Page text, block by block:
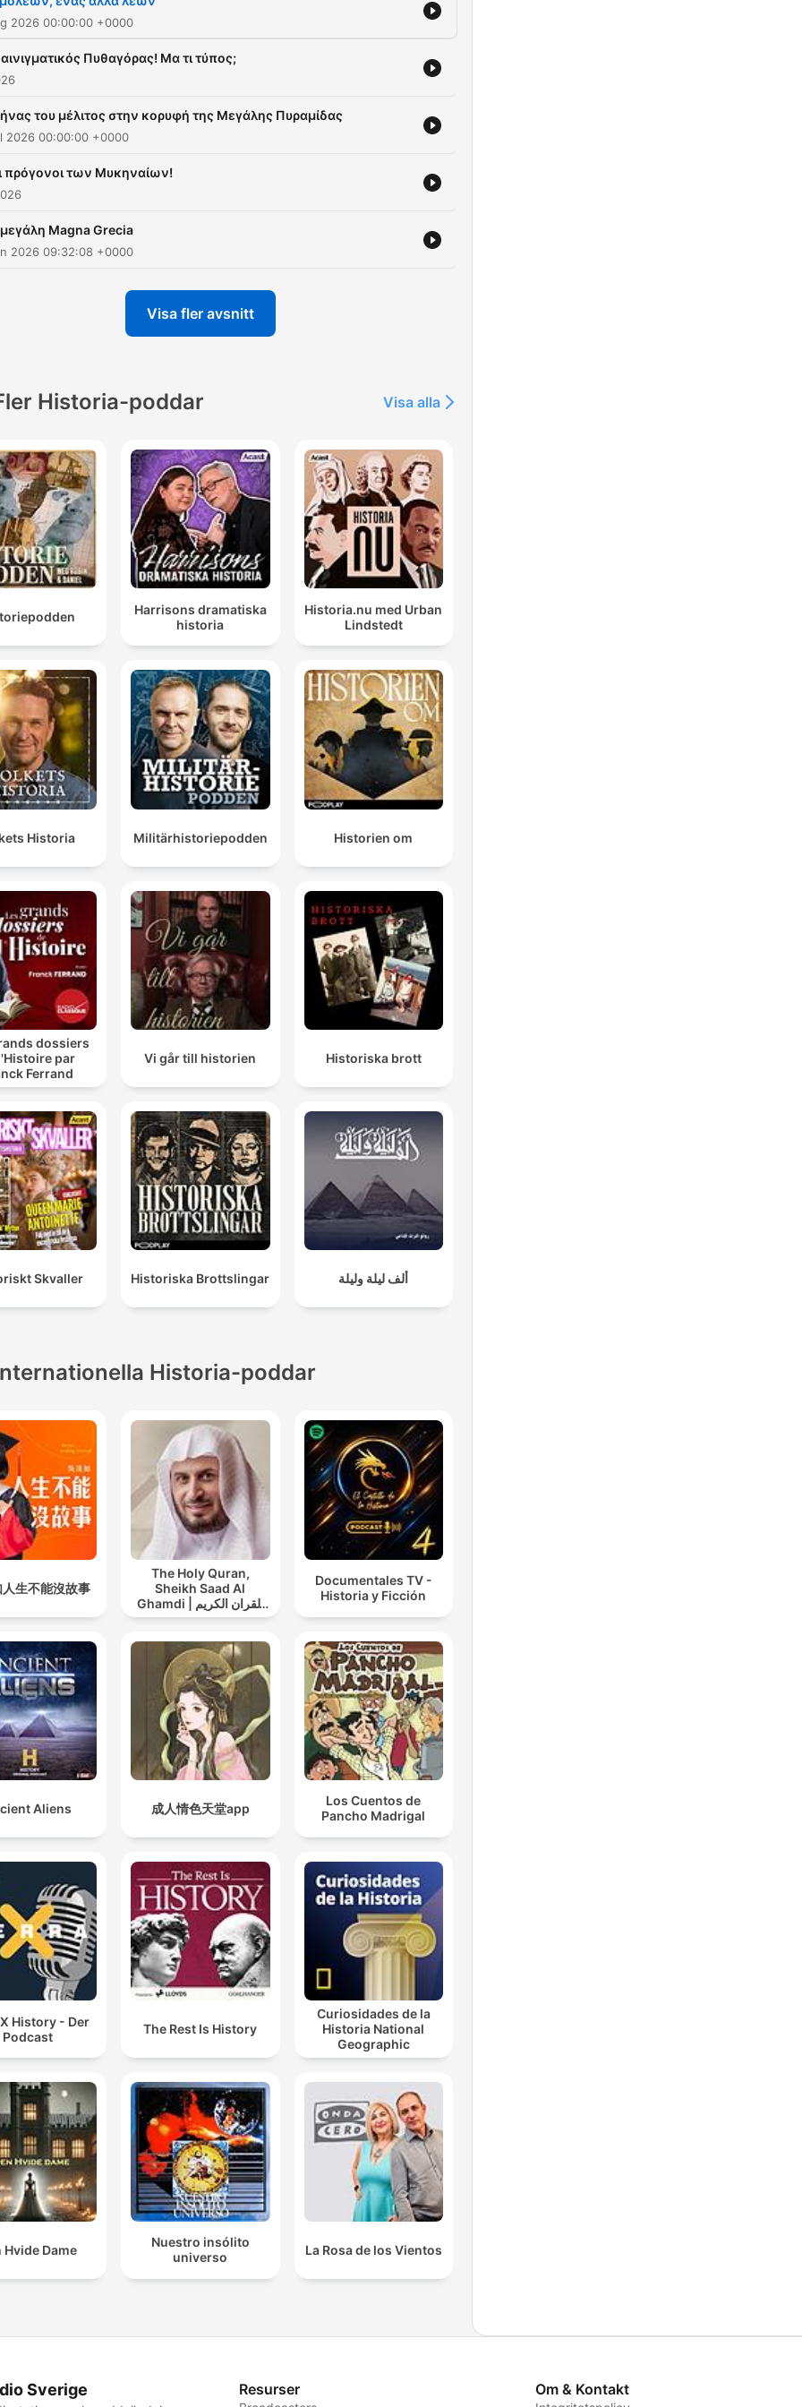
2026 00:00:00 +0000
Πυθαγόρας! Μα τι τύπος;
του μέλιτος στην κορυφή της Μεγάλης Πυραμίδας
2026 00:00:00 +0000
πρόγονοι των Μυκηναίων!
Magna Grecia
2026 09:32:08 +0000
Visa fler avsnitt
Historia-poddar Visa alla
Harrisons dramatiska
historia
Historia.nu med Urban
Lindstedt
Historia Militärhistoriepodden Historien om
dossiers
par
Ferrand
Vi går till historien Historiska brott
Skvaller Historiska Brottslingar ألف ليلة وليلة
Historia-poddar
生不能沒故事
The Holy Quran,
Sheikh Saad Al
Ghamdi | القران الكريم
سعد الغامدي
Documentales TV -
Historia y Ficción
Aliens 成人情色天堂app
Los Cuentos de
Pancho Madrigal
History - Der
Podcast
The Rest Is History
Curiosidades de la
Historia National
Geographic
Hvide Dame
Nuestro insólito
universo
La Rosa de los Vientos
Sverige Resurser Om & Kontakt